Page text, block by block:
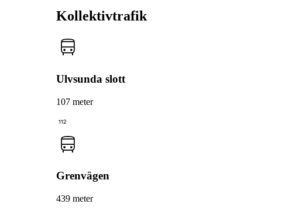
Kollektivtrafik
Ulvsunda slott
107 meter
112
Grenvägen
439 meter